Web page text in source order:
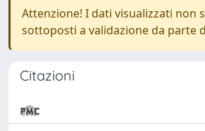
Attenzione! I dati visualizzati non
sottoposti a validazione da parte
Citazioni